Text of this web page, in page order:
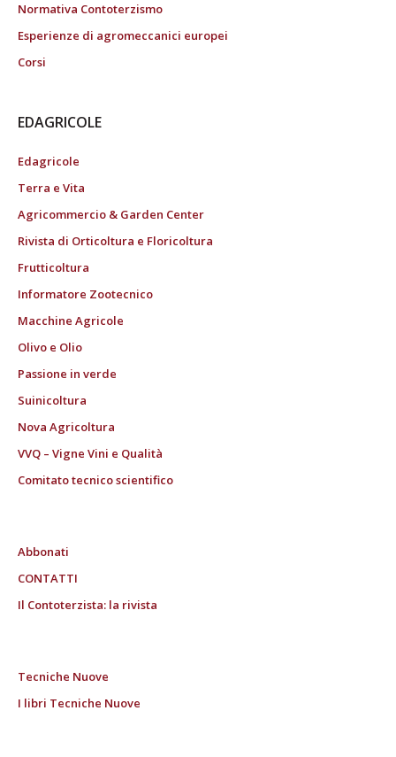
Normativa Contoterzismo
Esperienze di agromeccanici europei
Corsi
EDAGRICOLE
Edagricole
Terra e Vita
Agricommercio & Garden Center
Rivista di Orticoltura e Floricoltura
Frutticoltura
Informatore Zootecnico
Macchine Agricole
Olivo e Olio
Passione in verde
Suinicoltura
Nova Agricoltura
VVQ – Vigne Vini e Qualità
Comitato tecnico scientifico
Abbonati
CONTATTI
Il Contoterzista: la rivista
Tecniche Nuove
I libri Tecniche Nuove